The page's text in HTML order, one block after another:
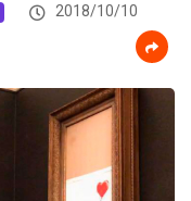
2018/10/10